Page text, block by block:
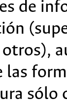
de
las
sólo